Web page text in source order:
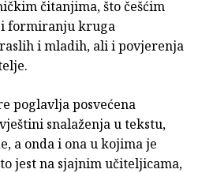
čitanjima, što češćim
formiranju kruga
i mladih, ali i povjerenja
poglavlja posvećena
snalaženja u tekstu,
a onda i ona u kojima je
jest na sjajnim učiteljicama,